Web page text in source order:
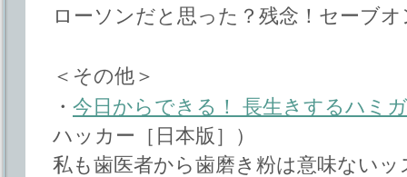
ローソンだと思った？残念！セーブ
＜その他＞
・ 今日からできる！ 長生きするハミ
ハッカー［日本版］）
私も歯医者から歯磨き粉は意味ない